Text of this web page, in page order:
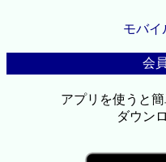
モバイ
会
アプリを使うと
ダウン